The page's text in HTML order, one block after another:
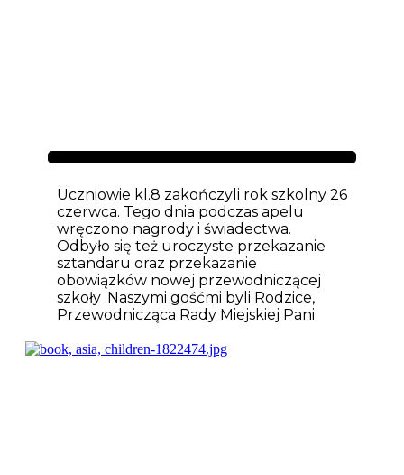
Aktualności
Uczniowie kl.8 zakończyli rok szkolny 26
czerwca. Tego dnia podczas apelu
wręczono nagrody i świadectwa.
Odbyło się też uroczyste przekazanie
sztandaru oraz przekazanie
obowiązków nowej przewodniczącej
szkoły .Naszymi gośćmi byli Rodzice,
Przewodnicząca Rady Miejskiej Pani